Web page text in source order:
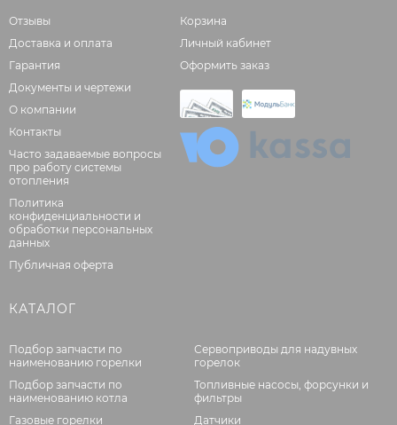
Отзывы
Доставка и оплата
Гарантия
Документы и чертежи
О компании
Контакты
Часто задаваемые вопросы
про работу системы
отопления
Политика
конфиденциальности и
обработки персональных
данных
Публичная оферта
Корзина
Личный кабинет
Оформить заказ
КАТАЛОГ
Подбор запчасти по
наименованию горелки
Подбор запчасти по
наименованию котла
Газовые горелки
Сервоприводы для надувных
горелок
Топливные насосы, форсунки и
фильтры
Датчики